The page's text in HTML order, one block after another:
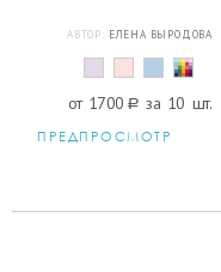
АВТОР: ЕЛЕНА ВЫРОДОВА
от 1700 a за 10 шт.
ПРЕДПРОСМОТР